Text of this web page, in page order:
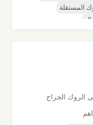
المستقلة
الروك الجراج